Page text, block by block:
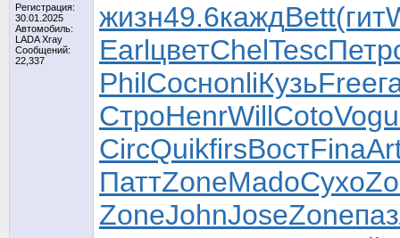
Регистрация:
30.01.2025
Автомобиль:
LADA Xray
Сообщений:
22,337
жизн49.6каждBett(гит
EarlцветChelTescПетр
PhilСоснonliКузьFree
СтроHenrWillCotoVogu
CircQuikfirsВостFina
ПаттZoneMadoСухо
ZoneJohnJoseZone